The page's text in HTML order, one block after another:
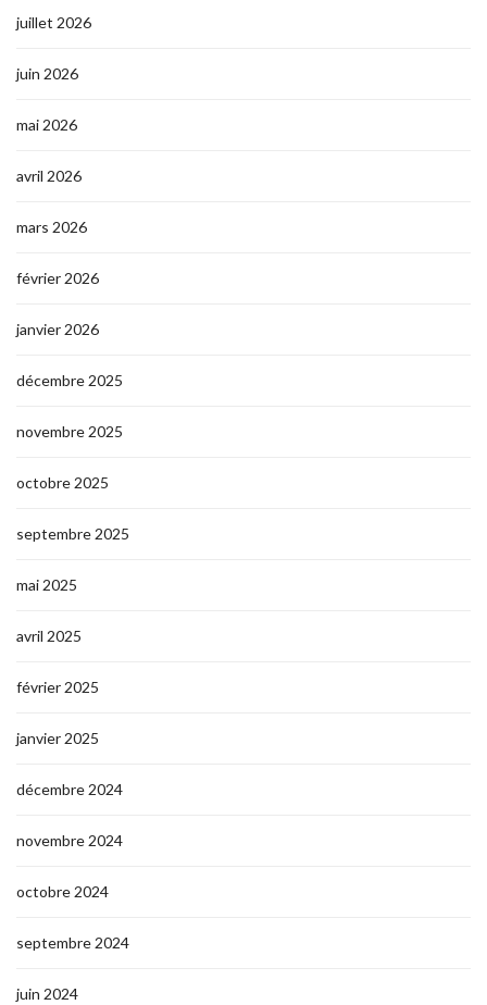
juillet 2026
juin 2026
mai 2026
avril 2026
mars 2026
février 2026
janvier 2026
décembre 2025
novembre 2025
octobre 2025
septembre 2025
mai 2025
avril 2025
février 2025
janvier 2025
décembre 2024
novembre 2024
octobre 2024
septembre 2024
juin 2024